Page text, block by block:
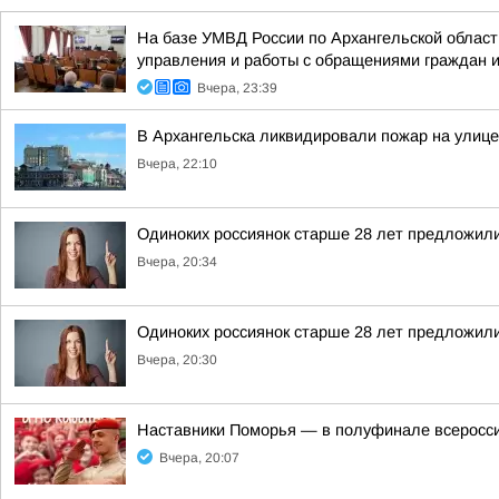
На базе УМВД России по Архангельской
управления и работы с обращениями граждан
Вчера, 23:39
В Архангельска ликвидировали пожар на
Вчера, 22:10
Одиноких россиянок старше 28 лет
Вчера, 20:34
Одиноких россиянок старше 28 лет
Вчера, 20:30
Наставники Поморья — в полуфинале
Вчера, 20:07